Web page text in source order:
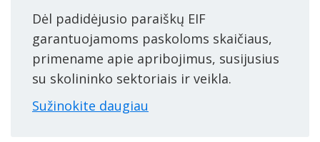
Dėl padidėjusio paraiškų EIF
garantuojamoms paskoloms skaičiaus,
primename apie apribojimus, susijusius
su skolininko sektoriais ir veikla.
Sužinokite daugiau